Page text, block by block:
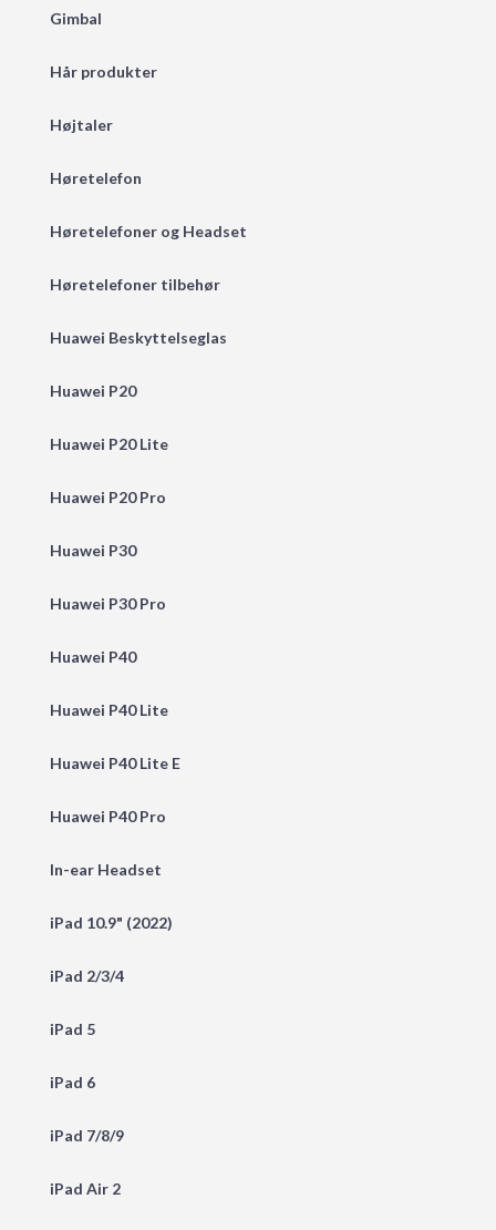
Gimbal
Hår produkter
Højtaler
Høretelefon
Høretelefoner og Headset
Høretelefoner tilbehør
Huawei Beskyttelseglas
Huawei P20
Huawei P20 Lite
Huawei P20 Pro
Huawei P30
Huawei P30 Pro
Huawei P40
Huawei P40 Lite
Huawei P40 Lite E
Huawei P40 Pro
In-ear Headset
iPad 10.9" (2022)
iPad 2/3/4
iPad 5
iPad 6
iPad 7/8/9
iPad Air 2